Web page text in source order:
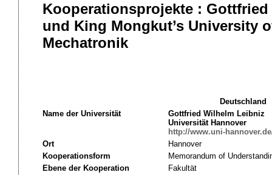
Kooperationsprojekte :
und King Mongkut’s University
Mechatronik
Deutschland
Name der Universität
Gottfried Wilhelm Leibniz
Universität Hannover
http://www.uni-
Ort
Hannover
Kooperationsform
Memorandum of
Ebene der Kooperation
Fakultät